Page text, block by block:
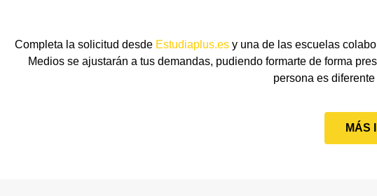
Completa la solicitud desde Estudiaplus.es y una de las escuelas
Medios se ajustarán a tus demandas, pudiendo formarte de forma
persona es
MÁS